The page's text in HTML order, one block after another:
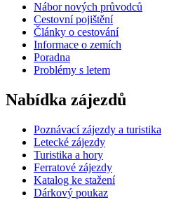
Nábor nových průvodců
Cestovní pojištění
Články o cestování
Informace o zemích
Poradna
Problémy s letem
Nabídka zájezdů
Poznávací zájezdy a turistika
Letecké zájezdy
Turistika a hory
Ferratové zájezdy
Katalog ke stažení
Dárkový poukaz